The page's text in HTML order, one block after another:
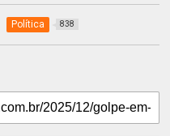
Política 838